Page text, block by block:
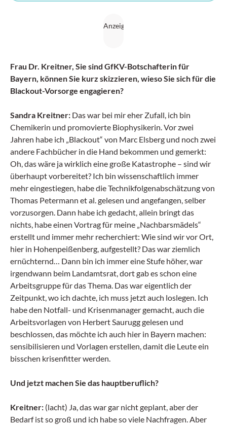
Frau Dr. Kreitner, Sie sind GfKV-Botschafterin für
Bayern, können Sie kurz skizzieren, wieso Sie sich für die
Blackout-Vorsorge engagieren?
Sandra Kreitner: Das war bei mir eher Zufall, ich bin
Chemikerin und promovierte Biophysikerin. Vor zwei
Jahren habe ich „Blackout“ von Marc Elsberg und noch zwei
andere Fachbücher in die Hand bekommen und gemerkt:
Oh, das wäre ja wirklich eine große Katastrophe – sind wir
überhaupt vorbereitet? Ich bin wissenschaftlich immer
mehr eingestiegen, habe die Technikfolgenabschätzung von
Thomas Petermann et al. gelesen und angefangen, selber
vorzusorgen. Dann habe ich gedacht, allein bringt das
nichts, habe einen Vortrag für meine „Nachbarsmädels“
erstellt und immer mehr recherchiert: Wie sind wir vor Ort,
hier in Hohenpeißenberg, aufgestellt? Das war ziemlich
ernüchternd… Dann bin ich immer eine Stufe höher, war
irgendwann beim Landamtsrat, dort gab es schon eine
Arbeitsgruppe für das Thema. Das war eigentlich der
Zeitpunkt, wo ich dachte, ich muss jetzt auch loslegen. Ich
habe den Notfall- und Krisenmanager gemacht, auch die
Arbeitsvorlagen von Herbert Saurugg gelesen und
beschlossen, das möchte ich auch hier in Bayern machen:
sensibilisieren und Vorlagen erstellen, damit die Leute ein
bisschen krisenfitter werden.
Und jetzt machen Sie das hauptberuflich?
Kreitner: (lacht) Ja, das war gar nicht geplant, aber der
Bedarf ist so groß und ich habe so viele Nachfragen. Aber